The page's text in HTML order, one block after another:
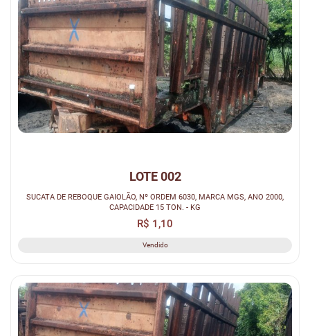
LOTE 002
SUCATA DE REBOQUE GAIOLÃO, Nº ORDEM 6030, MARCA MGS, ANO 2000,
CAPACIDADE 15 TON. - KG
R$ 1,10
Vendido